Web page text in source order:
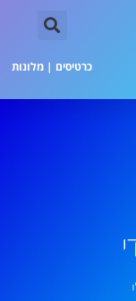
כרטיסים | מלונות